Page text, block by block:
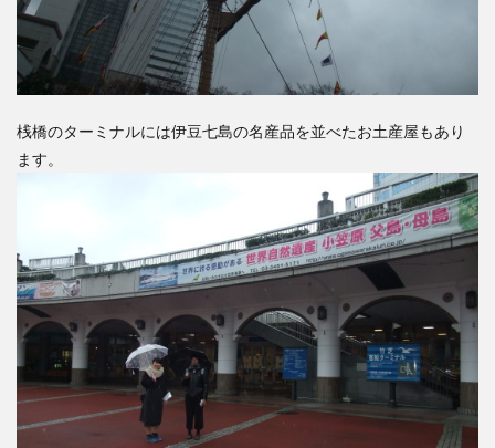
桟橋のターミナルには伊豆七島の名産品を並べたお土産屋もあり
ます。